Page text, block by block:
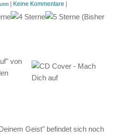
Keine Kommentare
(Bisher
von
Geist" befindet sich noch